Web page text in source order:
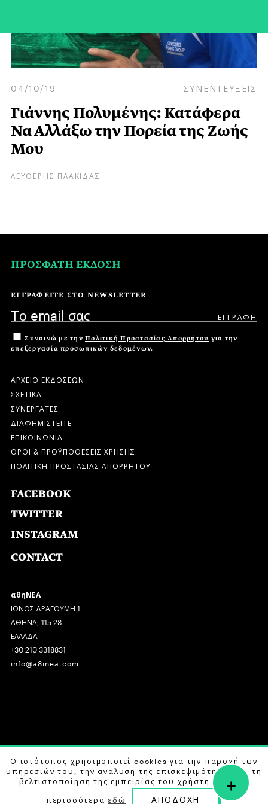
04/10/19 ΣΥΝΕΝΤΕΥΞΕΙΣ
Γιάννης Πολυμένης: Κατάφερα
Να Αλλάξω την Πορεία της Ζωής
Μου
ΛΕΥΘΕΡΗΣ ΠΛΑΚΙΔΑΣ
ΠΡΟΣΦΑΤΗ ΕΚΔΟΣΗ
ΕΓΓΡΑΦΕΙΤΕ ΣΤΟ NEWSLETTER
Συναινώ με την Πολιτική Προστασίας Απορρήτου για την
επεξεργασία προσωπικών δεδομένων.
ΑΡΧΕΙΟ ΕΚΔΟΣΕΩΝ
ΣΧΕΤΙΚΑ
ΣΥΝΕΡΓΑΤΕΣ
ΔΙΑΦΗΜΙΣΤΕΙΤΕ
ΕΠΙΚΟΙΝΩΝΙΑ
ΟΡΟΙ & ΠΡΟΫΠΟΘΕΣΕΙΣ ΧΡΗΣΗΣ
ΠΟΛΙΤΙΚΗ ΠΡΟΣΤΑΣΙΑΣ ΑΠΟΡΡΗΤΟΥ
FACEBOOK
TWITTER
INSTAGRAM
CONTACT
αθηΝΕΑ
ΙΩΝΟΣ ΔΡΑΓΟΥΜΗ 1
ΑΘΗΝΑ, 115 28
ΕΛΛΑΔΑ
+30 210 3318831
info@a8inea.com
COPYRIGHT © 2026 αθηΝΕΑ, ALL RIGHTS RESERVED.
DESIGN BY G DESIGN STUDIO. DEVELOPED BYB LABS
Ο ιστότοπος χρησιμοποιεί cookies για την παροχή των
υπηρεσιών του, την ανάλυση της επισκεψιμότητας και τη
βελτιστοποίηση της εμπειρίας του χρήστη. Μάθετε
περισσότεραεδώ ΑΠΟΔΟΧΗ
+